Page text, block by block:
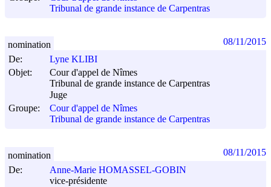
Tribunal de grande instance de Carpentras
De:
Lyne KLIBI
Objet:
Cour d'appel de Nîmes
Tribunal de grande instance de Carpentras
Juge
Groupe:
Cour d'appel de Nîmes
Tribunal de grande instance de Carpentras
nomination 08/11/2015
De:
Anne-Marie HOMASSEL-GOBIN
vice-présidente
nomination 08/11/2015